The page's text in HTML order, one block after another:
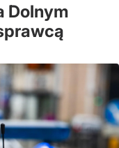
Dolnym